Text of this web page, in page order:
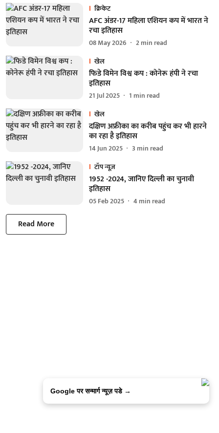
क्रिकेट
AFC अंडर-17 महिला एशियन कप में भारत ने
रचा इतिहास
08 May 2026 2min read
खेल
फिडे विमेन विश्व कप : कोनेरू हंपी ने रचा
इतिहास
21 Jul 2025 1 min read
खेल
दक्षिण अफ्रीका का करीब पहुंच कर भी हारने
का रहा है इतिहास
14 Jun 2025 3 min read
टॉप न्यूज़
1952 -2024, जानिए दिल्ली का चुनावी
इतिहास
05 Feb 2025 4min read
Read More
Google पर सन्मार्ग न्यूज़ पडे →